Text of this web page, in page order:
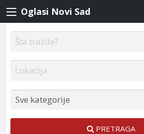
Oglasi Novi Sad
PRETRAGA